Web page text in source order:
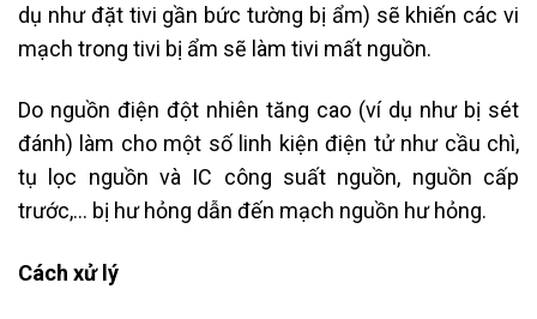
dụ như đặt tivi gần bức tường bị ẩm) sẽ khiến các vi
mạch trong tivi bị ẩm sẽ làm tivi mất nguồn.
Do nguồn điện đột nhiên tăng cao (ví dụ như bị sét
đánh) làm cho một số linh kiện điện tử như cầu chì,
tụ lọc nguồn và IC công suất nguồn, nguồn cấp
trước,… bị hư hỏng dẫn đến mạch nguồn hư hỏng.
Cách xử lý